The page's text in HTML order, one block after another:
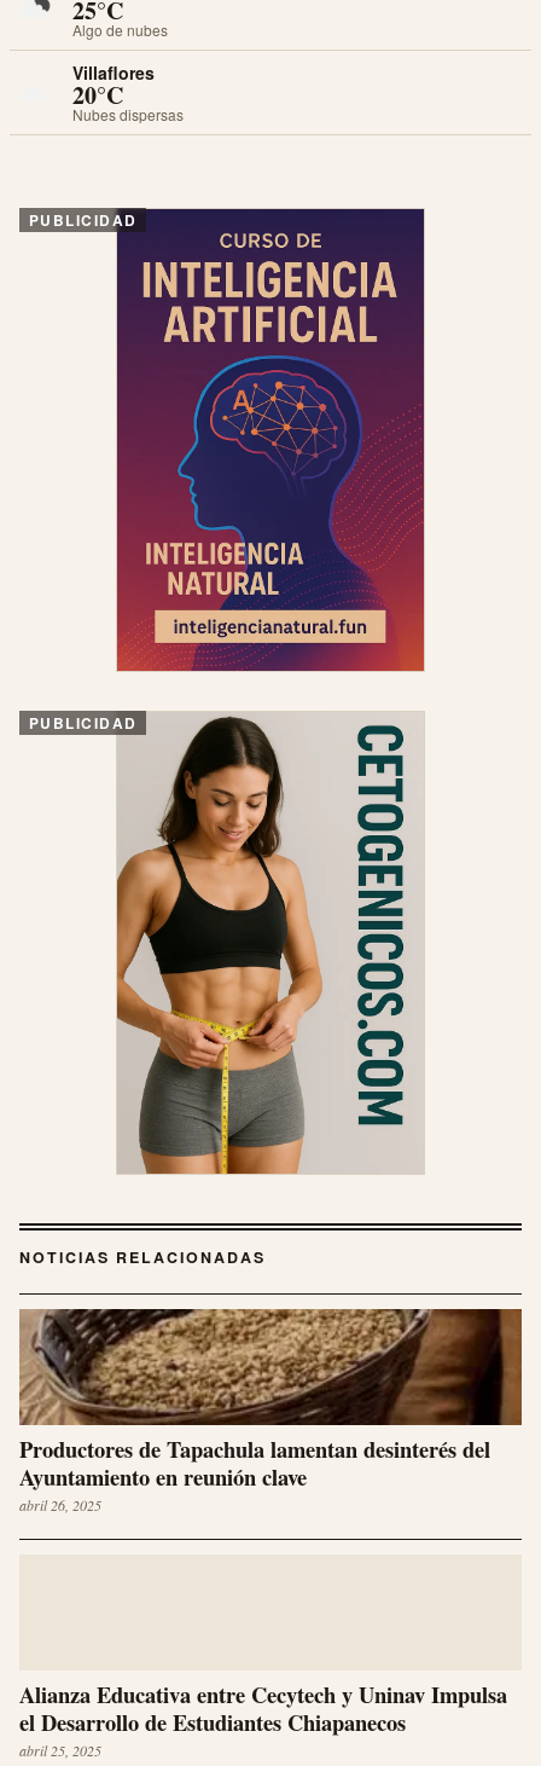
25°C
Algo de nubes
Villaflores
20°C
Nubes dispersas
PUBLICIDAD
PUBLICIDAD
NOTICIAS RELACIONADAS
Productores de Tapachula lamentan desinterés del
Ayuntamiento en reunión clave
abril 26, 2025
Alianza Educativa entre Cecytech y Uninav Impulsa
el Desarrollo de Estudiantes Chiapanecos
abril 25, 2025